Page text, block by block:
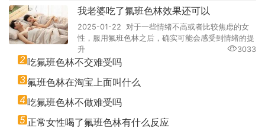
我老婆吃了氟班色林效果还可以
2025-01-22 对于一些情绪不高或者比较焦虑的女
性，服用氟班色林之后，确实可能会感受到情绪的提
升
3033
2 吃氟班色林不交难受吗
3氟班色林在淘宝上面叫什么
4 吃氟班色林不做难受吗
5 正常女性喝了氟班色林有什么反应